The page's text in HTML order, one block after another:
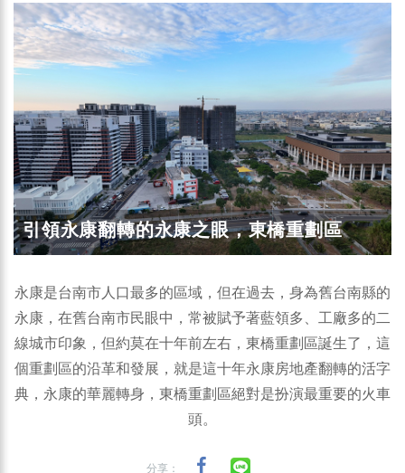
引領永康翻轉的永康之眼，東橋重劃區
永康是台南市人口最多的區域，但在過去，身為舊台南縣的
永康，在舊台南市民眼中，常被賦予著藍領多、工廠多的二
線城市印象，但約莫在十年前左右，東橋重劃區誕生了，這
個重劃區的沿革和發展，就是這十年永康房地產翻轉的活字
典，永康的華麗轉身，東橋重劃區絕對是扮演最重要的火車
頭。
分享：